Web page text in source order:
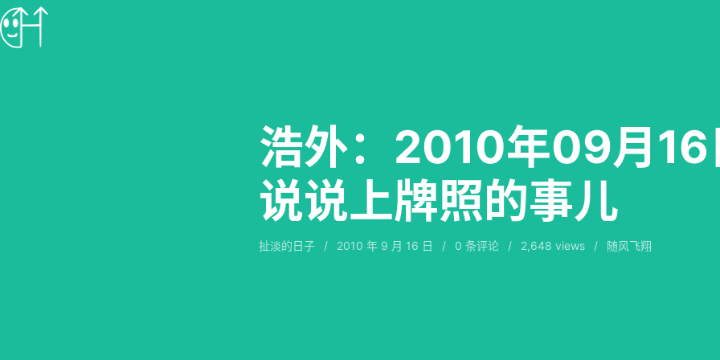
浩外：2010年09月16
说说上牌照的事儿
扯淡的日子 / 2010 年 9 月 16 日 / 0 条评论 / 2,648 views / 随风飞翔